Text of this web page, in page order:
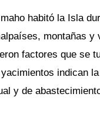
habitó la Isla
montañas
factores que se
indican
y de